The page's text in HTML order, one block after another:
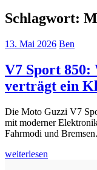
Schlagwort:
13. Mai 2026 Ben
V7 Sport 850:
verträgt ein
Die Moto Guzzi V7
mit moderner
Fahrmodi und Bremsen.
weiterlesen